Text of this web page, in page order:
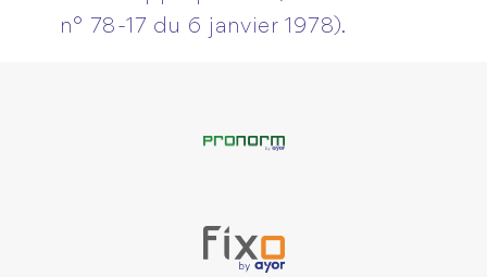
n° 78-17 du 6 janvier 1978).